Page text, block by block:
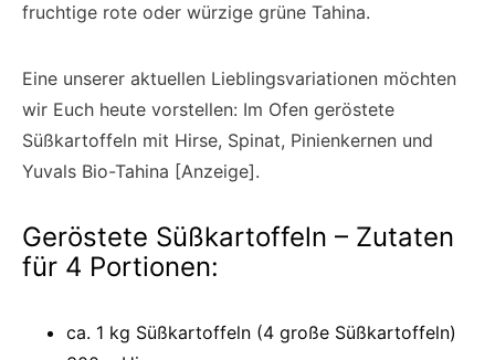
fruchtige rote oder würzige grüne Tahina.
Eine unserer aktuellen Lieblingsvariationen möchten
wir Euch heute vorstellen: Im Ofen geröstete
Süßkartoffeln mit Hirse, Spinat, Pinienkernen und
Yuvals Bio-Tahina [Anzeige].
Geröstete Süßkartoffeln – Zutaten
für 4 Portionen:
ca. 1 kg Süßkartoffeln (4 große Süßkartoffeln)